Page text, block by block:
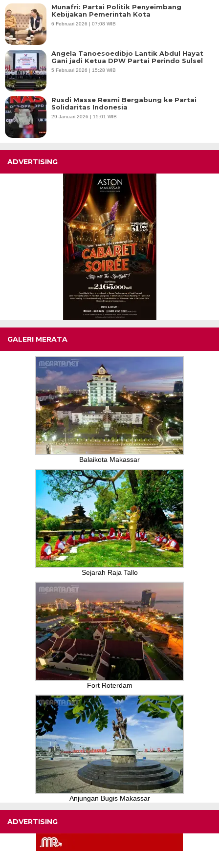
Munafri: Partai Politik Penyeimbang
Kebijakan Pemerintah Kota
6 Februari 2026 | 07:08 WIB
Angela Tanoesoedibjo Lantik Abdul Hayat
Gani jadi Ketua DPW Partai Perindo Sulsel
5 Februari 2026 | 15:28 WIB
Rusdi Masse Resmi Bergabung ke Partai
Solidaritas Indonesia
29 Januari 2026 | 15:01 WIB
ADVERTISING
GALERI MERATA
Balaikota Makassar
Sejarah Raja Tallo
Fort Roterdam
Anjungan Bugis Makassar
ADVERTISING